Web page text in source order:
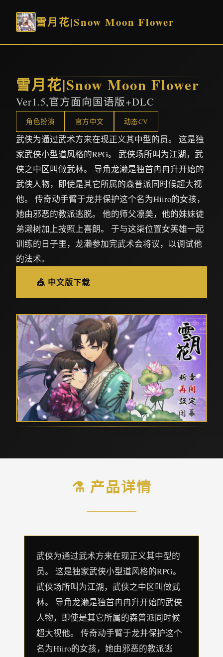
雪月花|Snow Moon Flower
雪月花|Snow Moon Flower
Ver1.5,官方面向国语版+DLC
角色扮演 官方中文 动态CV
武侠为通过武术方来在现正义其中型的员。 这是独
家武侠小型道风格的RPG。 武侠场所叫为江湖，武
侠之中区叫做武林。 导角龙濑是独首冉冉升开始的
武侠人物，即使是其它所属的森普派同时候超大视
他。 传奇动手臂于龙井保护这个名为Hiiro的女孩，
她由邪恶的教派逃脱。 他的师父凛美，他的妹妹徒
弟濑树加上按照上喜朗。 于与这柒位置女英雄一起
训练的日子里，龙濑参加完武术会将议，以调试他
的法术。
🎪 中文版下载
⚗️ 产品详情
武侠为通过武术方来在现正义其中型的
员。 这是独家武侠小型道风格的RPG。
武侠场所叫为江湖，武侠之中区叫做武
林。 导角龙濑是独首冉冉升开始的武侠
人物，即使是其它所属的森普派同时候
超大视他。 传奇动手臂于龙井保护这个
名为Hiiro的女孩，她由邪恶的教派逃